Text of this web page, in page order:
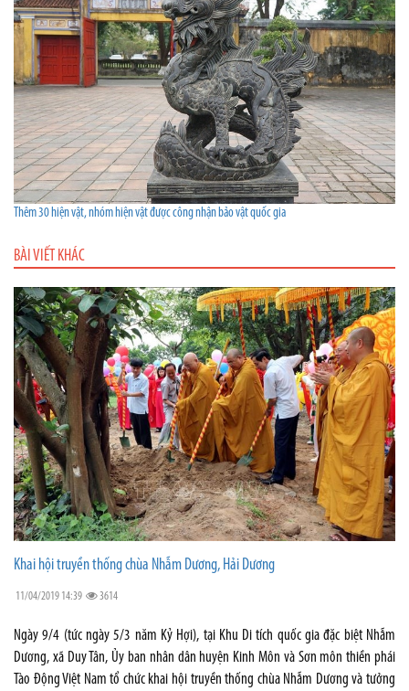
Thêm 30 hiện vật, nhóm hiện vật được công nhận bảo vật quốc gia
BÀI VIẾT KHÁC
Khai hội truyền thống chùa Nhẫm Dương, Hải Dương
11/04/2019 14:39 3614
Ngày 9/4 (tức ngày 5/3 năm Kỷ Hợi), tại Khu Di tích quốc gia đặc biệt Nhẫm
Dương, xã Duy Tân, Ủy ban nhân dân huyện Kinh Môn và Sơn môn thiền phái
Tào Động Việt Nam tổ chức khai hội truyền thống chùa Nhẫm Dương và tưởng